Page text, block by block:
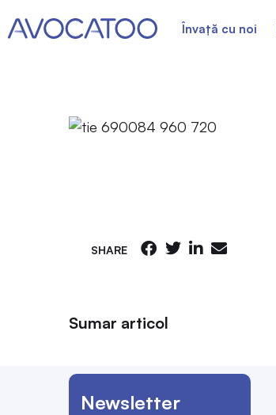
Învață cu noi
SHARE
Sumar articol
Newsletter